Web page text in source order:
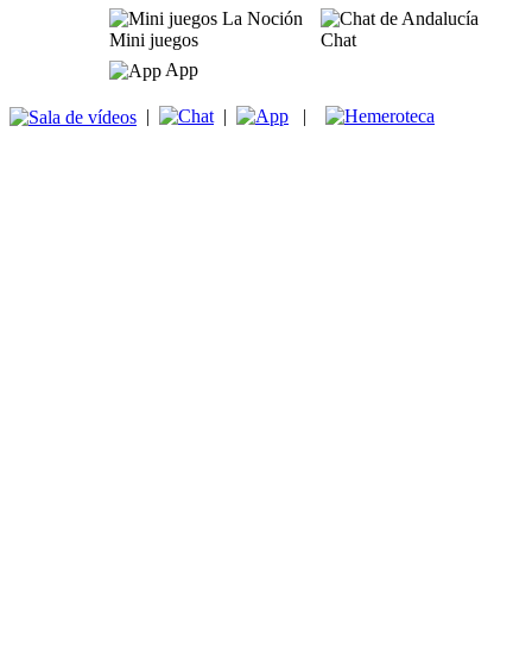
Mini juegos
Chat
App
| | |